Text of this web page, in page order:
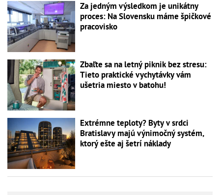
Za jedným výsledkom je unikátny
proces: Na Slovensku máme špičkové
pracovisko
Zbaľte sa na letný piknik bez stresu:
Tieto praktické vychytávky vám
ušetria miesto v batohu!
Extrémne teploty? Byty v srdci
Bratislavy majú výnimočný systém,
ktorý ešte aj šetrí náklady